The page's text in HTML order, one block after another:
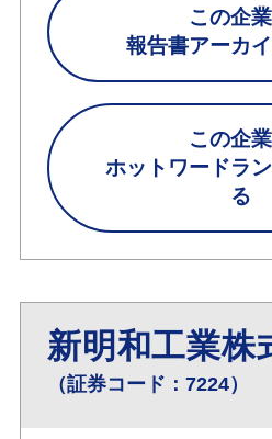
この企
報告書アーカ
この企
ホットワードラ
る
新明和工業株
（証券コード：7224）